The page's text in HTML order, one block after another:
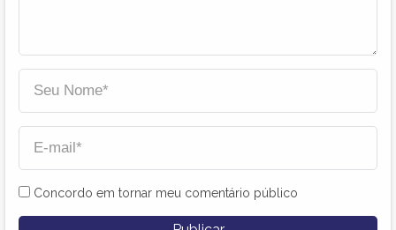
Concordo em tornar meu comentário público